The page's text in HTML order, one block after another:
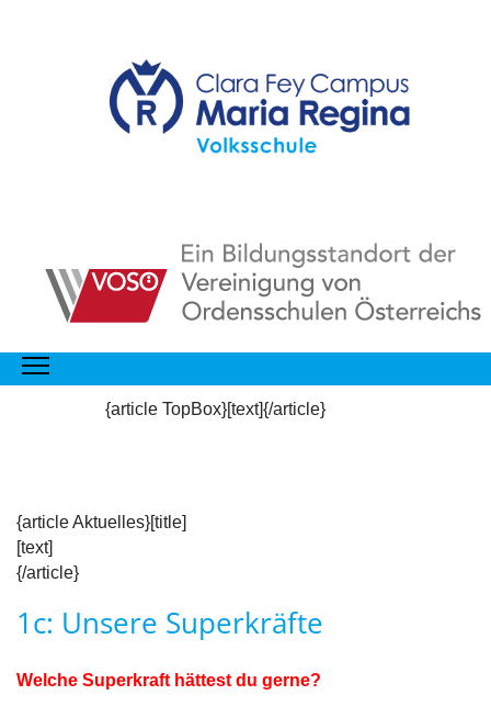
{article TopBox}[text]{/article}
{article Aktuelles}[title]
[text]
{/article}
1c: Unsere Superkräfte
Welche Superkraft hättest du gerne?